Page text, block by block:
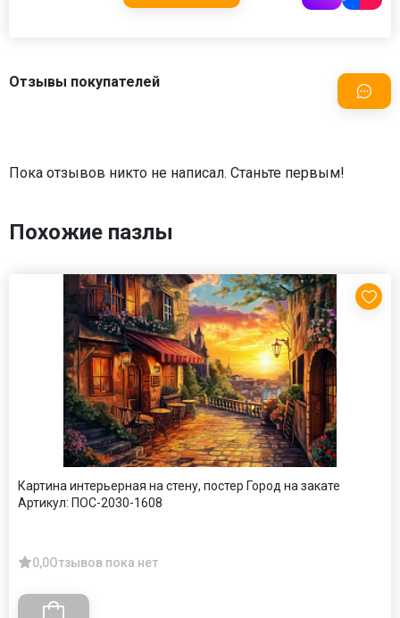
Отзывы покупателей
Пока отзывов никто не написал. Станьте первым!
Похожие пазлы
Картина интерьерная на стену, постер Город на закате
Артикул: ПОС-2030-1608
0,0Отзывов пока нет